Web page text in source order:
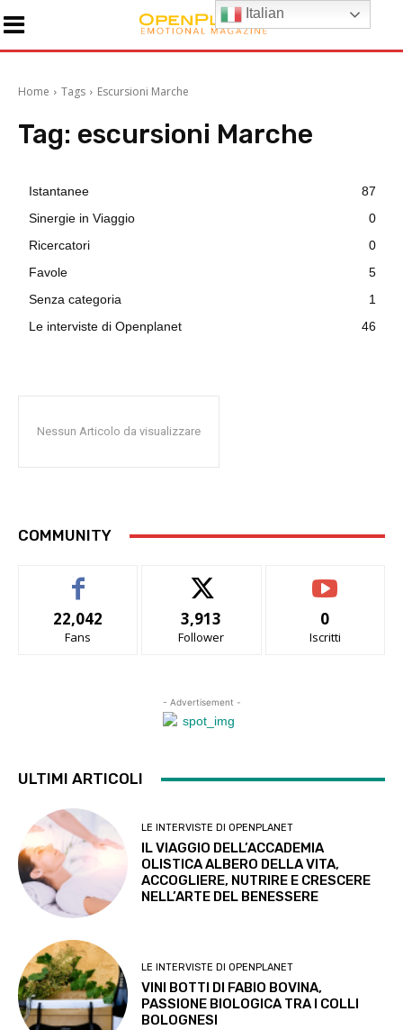
Home Tags Escursioni Marche
Tag: escursioni Marche
Istantanee
87
Sinergie in Viaggio
0
Ricercatori
0
Favole
5
Senza categoria
1
Le interviste di Openplanet
46
Nessun Articolo da visualizzare
COMMUNITY
22,042
Fans
3,913
Follower
0
Iscritti
- Advertisement -
ULTIMI ARTICOLI
LE INTERVISTE DI OPENPLANET
IL VIAGGIO DELL’ACCADEMIA
OLISTICA ALBERO DELLA VITA,
ACCOGLIERE, NUTRIRE E CRESCERE
NELL’ARTE DEL BENESSERE
LE INTERVISTE DI OPENPLANET
VINI BOTTI DI FABIO BOVINA,
PASSIONE BIOLOGICA TRA I COLLI
BOLOGNESI
Italian